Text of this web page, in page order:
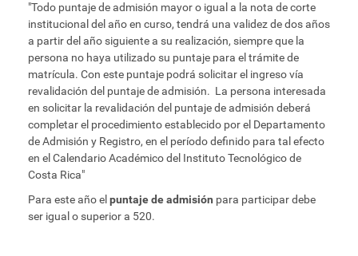
"Todo puntaje de admisión mayor o igual a la nota de corte
institucional del año en curso, tendrá una validez de dos años
a partir del año siguiente a su realización, siempre que la
persona no haya utilizado su puntaje para el trámite de
matrícula. Con este puntaje podrá solicitar el ingreso vía
revalidación del puntaje de admisión. La persona interesada
en solicitar la revalidación del puntaje de admisión deberá
completar el procedimiento establecido por el Departamento
de Admisión y Registro, en el período definido para tal efecto
en el Calendario Académico del Instituto Tecnológico de
Costa Rica"
Para este año el puntaje de admisión para participar debe
ser igual o superior a 520.